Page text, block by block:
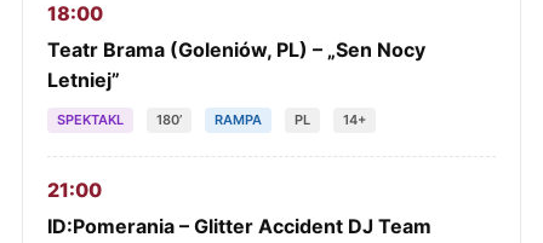
18:00
Teatr Brama (Goleniów, PL) – „Sen Nocy
Letniej”
SPEKTAKL 180’ RAMPA PL 14+
21:00
ID:Pomerania – Glitter Accident DJ Team